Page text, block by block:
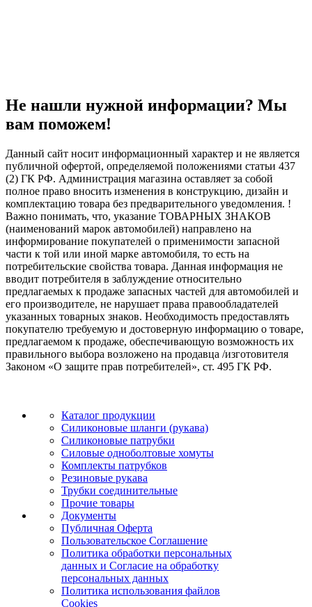
Не нашли нужной информации? Мы
вам поможем!
Данный сайт носит информационный характер и не является
публичной офертой, определяемой положениями статьи 437
(2) ГК РФ. Администрация магазина оставляет за собой
полное право вносить изменения в конструкцию, дизайн и
комплектацию товара без предварительного уведомления. !
Важно понимать, что, указание ТОВАРНЫХ ЗНАКОВ
(наименований марок автомобилей) направлено на
информирование покупателей о применимости запасной
части к той или иной марке автомобиля, то есть на
потребительские свойства товара. Данная информация не
вводит потребителя в заблуждение относительно
предлагаемых к продаже запасных частей для автомобилей и
его производителе, не нарушает права правообладателей
указанных товарных знаков. Необходимость предоставлять
покупателю требуемую и достоверную информацию о товаре,
предлагаемом к продаже, обеспечивающую возможность их
правильного выбора возложено на продавца /изготовителя
Законом «О защите прав потребителей», ст. 495 ГК РФ.
Каталог продукции
Силиконовые шланги (рукава)
Силиконовые патрубки
Силовые одноболтовые хомуты
Комплекты патрубков
Резиновые рукава
Трубки соединительные
Прочие товары
Документы
Публичная Оферта
Пользовательское Соглашение
Политика обработки персональных
данных и Согласие на обработку
персональных данных
Политика использования файлов
Cookies